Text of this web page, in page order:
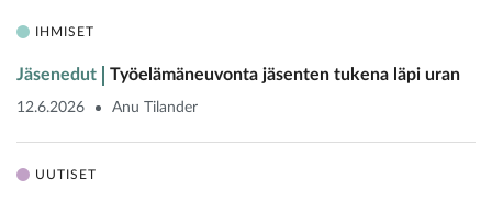
IHMISET
Jäsenedut Työelämäneuvonta jäsenten tukena läpi uran
12.6.2026 Anu Tilander
UUTISET